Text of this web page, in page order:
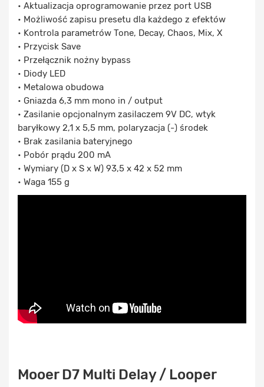
• Aktualizacja oprogramowanie przez port USB
• Możliwość zapisu presetu dla każdego z efektów
• Kontrola parametrów Tone, Decay, Chaos, Mix, X
• Przycisk Save
• Przełącznik nożny bypass
• Diody LED
• Metalowa obudowa
• Gniazda 6,3 mm mono in / output
• Zasilanie opcjonalnym zasilaczem 9V DC, wtyk
baryłkowy 2,1 x 5,5 mm, polaryzacja (-) środek
• Brak zasilania bateryjnego
• Pobór prądu 200 mA
• Wymiary (D x S x W) 93,5 x 42 x 52 mm
• Waga 155 g
Mooer D7 Multi Delay / Looper